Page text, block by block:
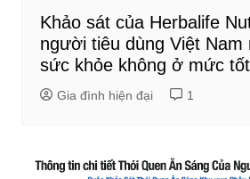
Khảo sát của Herbalife
người tiêu dùng Việt Nam
sức khỏe không ở mức
Gia đình hiện đại 1